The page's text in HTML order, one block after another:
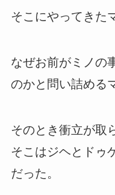
そこにやってきた
なぜお前がミノの
のかと問い詰める
そのとき衝立が取
そこはジヘとドゥ
だった。